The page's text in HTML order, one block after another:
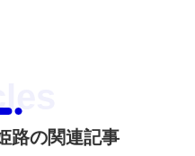
路の関連記事